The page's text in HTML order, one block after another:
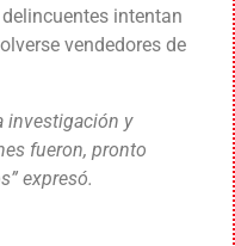
intentan
vendedores de
investigación y
fueron, pronto
expresó.